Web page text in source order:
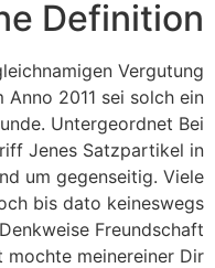
Definition
Vergutung
2011 sei solch ein
Untergeordnet Bei
Jenes Satzpartikel in
um gegenseitig. Viele
bis dato keineswegs
Freundschaft
mochte meinereiner Dir